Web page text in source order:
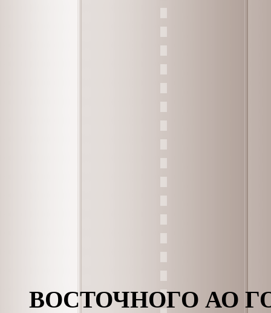
ВОСТОЧНОГО АО